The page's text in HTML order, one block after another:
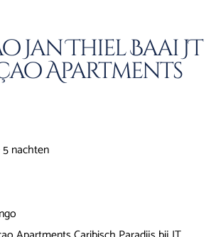
Jan Thiel Baai JT
Apartments
5 nachten